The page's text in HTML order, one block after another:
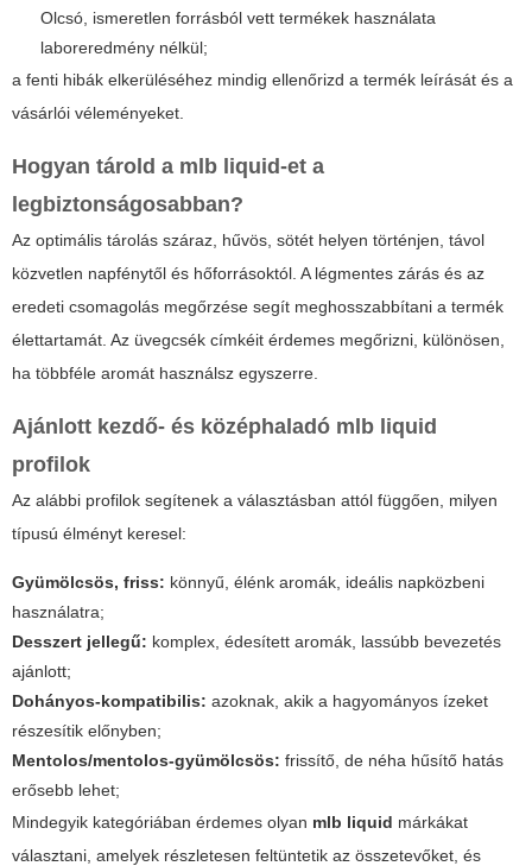
Olcsó, ismeretlen forrásból vett termékek használata
laboreredmény nélkül;
a fenti hibák elkerüléséhez mindig ellenőrizd a termék leírását és a
vásárlói véleményeket.
Hogyan tárold a mlb liquid-et a
legbiztonságosabban?
Az optimális tárolás száraz, hűvös, sötét helyen történjen, távol
közvetlen napfénytől és hőforrásoktól. A légmentes zárás és az
eredeti csomagolás megőrzése segít meghosszabbítani a termék
élettartamát. Az üvegcsék címkéit érdemes megőrizni, különösen,
ha többféle aromát használsz egyszerre.
Ajánlott kezdő- és középhaladó mlb liquid
profilok
Az alábbi profilok segítenek a választásban attól függően, milyen
típusú élményt keresel:
Gyümölcsös, friss: könnyű, élénk aromák, ideális napközbeni
használatra;
Desszert jellegű: komplex, édesített aromák, lassúbb bevezetés
ajánlott;
Dohányos-kompatibilis: azoknak, akik a hagyományos ízeket
részesítik előnyben;
Mentolos/mentolos-gyümölcsös: frissítő, de néha hűsítő hatás
erősebb lehet;
Mindegyik kategóriában érdemes olyan mlb liquid márkákat
választani, amelyek részletesen feltüntetik az összetevőket, és